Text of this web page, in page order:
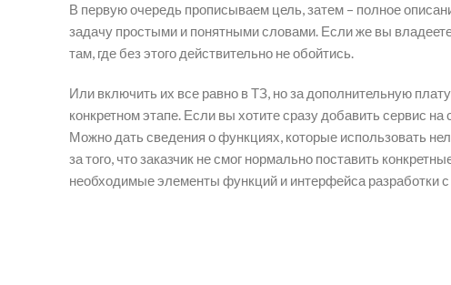
В первую очередь прописываем цель, затем – полное
задачу простыми и понятными словами. Если же вы
там, где без этого действительно не обойтись.
Или включить их все равно в ТЗ, но за дополнительную
конкретном этапе. Если вы хотите сразу добавить сервис
Можно дать сведения о функциях, которые использовать
за того, что заказчик не смог нормально поставить
необходимые элементы функций и интерфейса разработки